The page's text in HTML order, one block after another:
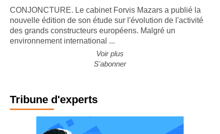
CONJONCTURE. Le cabinet Forvis Mazars a publié la
nouvelle édition de son étude sur l'évolution de l'activité
des grands constructeurs européens. Malgré un
environnement international ...
Voir plus
S'abonner
Tribune d'experts